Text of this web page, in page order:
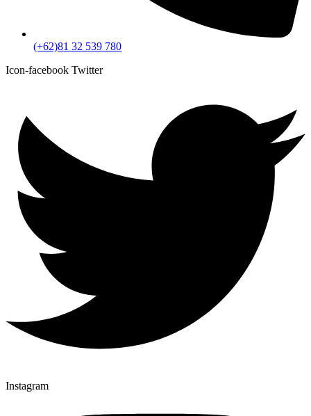
(+62)81 32 539 780
Icon-facebook Twitter
Instagram